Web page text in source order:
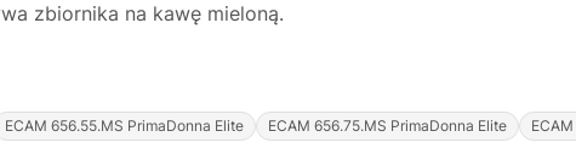
zbiornika na kawę mieloną.
ECAM 656.55.MS PrimaDonna Elite ECAM 656.75.MS PrimaDonna Elite